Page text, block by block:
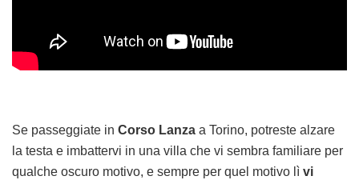
Se passeggiate in Corso Lanza a Torino, potreste alzare
la testa e imbattervi in una villa che vi sembra familiare per
qualche oscuro motivo, e sempre per quel motivo lì vi